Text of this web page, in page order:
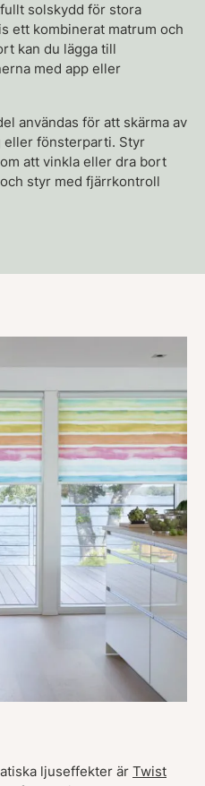
solskydd för stora
ett kombinerat matrum och
kan du lägga till
med app eller
användas för att skärma av
eller fönsterparti. Styr
att vinkla eller dra bort
styr med fjärrkontroll
ljuseffekter är Twist